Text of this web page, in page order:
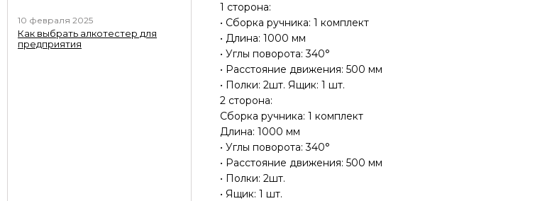
1 сторона:
• Сборка ручника: 1 комплект
• Длина: 1000 мм
• Углы поворота: 340°
• Расстояние движения: 500 мм
• Полки: 2шт. Ящик: 1 шт.
2 сторона:
Сборка ручника: 1 комплект
Длина: 1000 мм
• Углы поворота: 340°
• Расстояние движения: 500 мм
• Полки: 2шт.
• Ящик: 1 шт.
10 февраля 2025
Как выбрать алкотестер для
предприятия